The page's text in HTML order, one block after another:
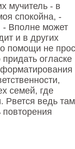
мучитель - в
спокойна, -
- Вполне может
и в других
помощи не
огласке
семей, где
Рвется ведь